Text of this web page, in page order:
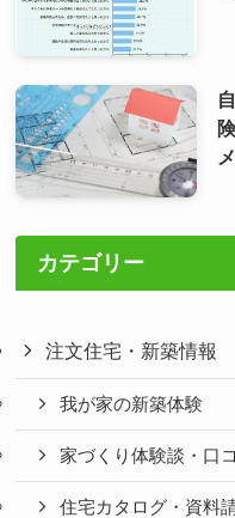
カテゴリー
注文住宅・新築情報
我が家の新築体験
家づくり体験談・口
住宅カタログ・資料